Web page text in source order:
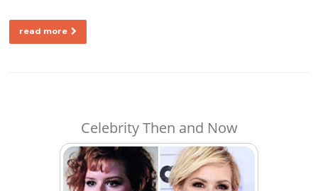
read more
Celebrity Then and Now